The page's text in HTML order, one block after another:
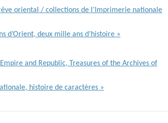
oriental / collections de l’Imprimerie nationale
d’Orient, deux mille ans d’histoire »
and Republic, Treasures of the Archives of
histoire de caractères »